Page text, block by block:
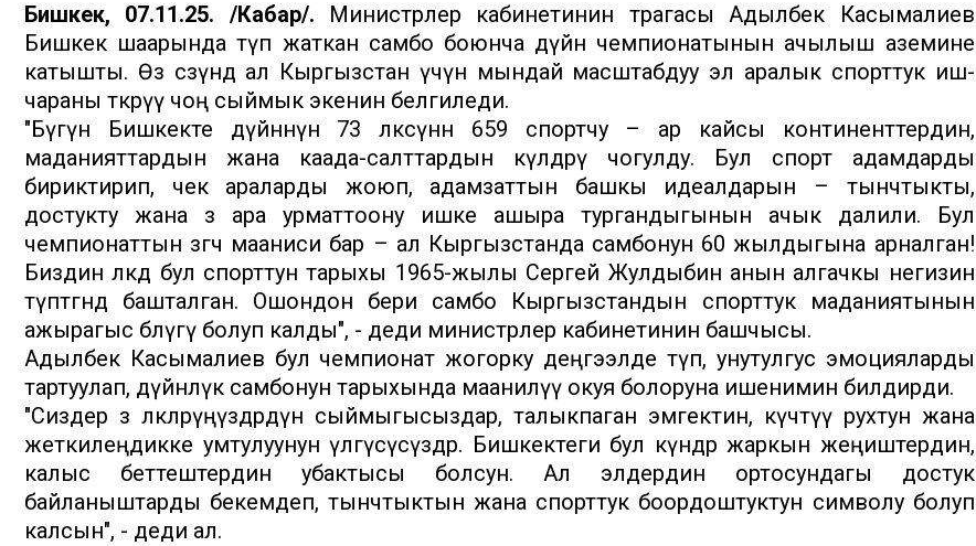
Бишкек, 07.11.25. /Кабар/. Министрлер кабинетинин төрагасы Адылбек Касымалиев
Бишкек шаарында өтүп жаткан самбо боюнча дүйнө чемпионатынын ачылыш аземине
катышты. Өз сөзүндө ал Кыргызстан үчүн мындай масштабдуу эл аралык спорттук иш-
чараны өткөрүү чоң сыймык экенин белгиледи.
"Бүгүн Бишкекте дүйнөнүн 73 өлкөсүнөн 659 спортчу – ар кайсы континенттердин,
маданияттардын жана каада-салттардын өкүлдөрү чогулду. Бул спорт адамдарды
бириктирип, чек араларды жоюп, адамзаттын башкы идеалдарын – тынчтыкты,
достукту жана өз ара урматтоону ишке ашыра тургандыгынын ачык далили. Бул
чемпионаттын өзгөчө мааниси бар – ал Кыргызстанда самбонун 60 жылдыгына арналган!
Биздин өлкөдө бул спорттун тарыхы 1965-жылы Сергей Жулдыбин анын алгачкы негизин
түптөгөндө башталган. Ошондон бери самбо Кыргызстандын спорттук маданиятынын
ажырагыс бөлүгү болуп калды", - деди министрлер кабинетинин башчысы.
Адылбек Касымалиев бул чемпионат жогорку деңгээлде өтүп, унутулгус эмоцияларды
тартуулап, дүйнөлүк самбонун тарыхында маанилүү окуя болоруна ишенимин билдирди.
"Сиздер өз өлкөлөрүңүздөрдүн сыймыгысыздар, талыкпаган эмгектин, күчтүү рухтун жана
жеткилеңдикке умтулуунун үлгүсүсүздөр. Бишкектеги бул күндөр жаркын жеңиштердин,
калыс беттештердин убактысы болсун. Ал элдердин ортосундагы достук
байланыштарды бекемдеп, тынчтыктын жана спорттук боордоштуктун символу болуп
калсын", - деди ал.